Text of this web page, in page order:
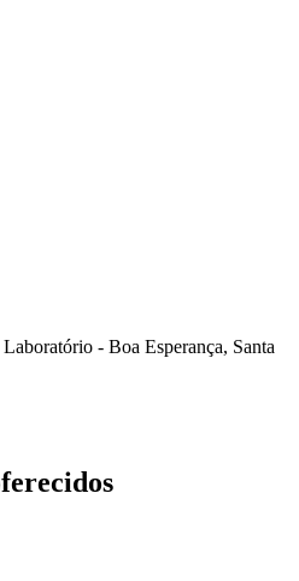
- Boa Esperança, Santa